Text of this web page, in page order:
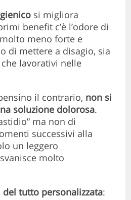
si migliora
benefit c’è l’odore di
meno forte e
di mettere a disagio, sia
lavorativi nelle
il contrario, non si
soluzione dolorosa.
ma non di
successivi alla
un leggero
molto
del tutto personalizzata: